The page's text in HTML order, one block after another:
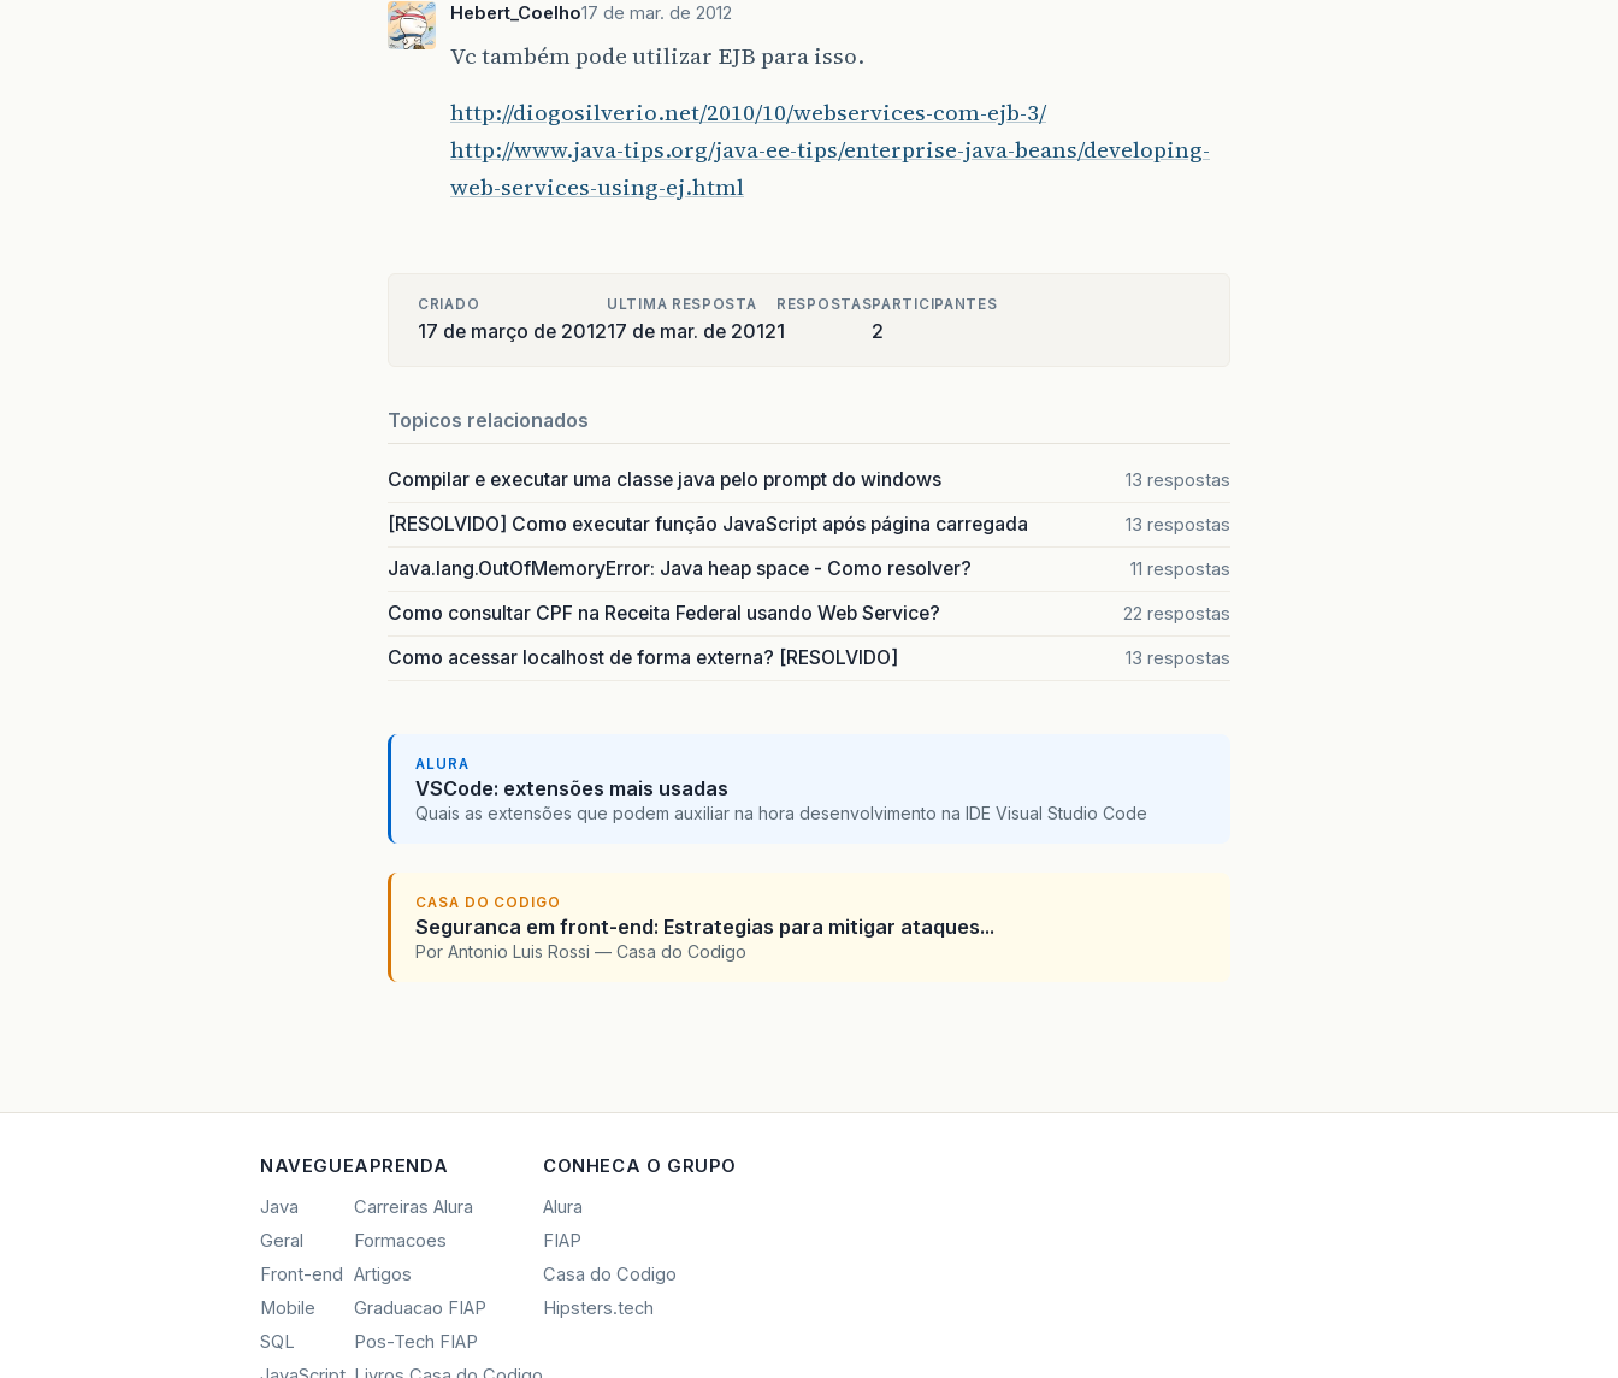
Hebert_Coelho17 de mar. de 2012
Vc também pode utilizar EJB para isso.
http://diogosilverio.net/2010/10/webservices-com-ejb-3/
http://www.java-tips.org/java-ee-tips/enterprise-java-beans/developing-
web-services-using-ej.html
CRIADO
17 de março de 2012
ULTIMA RESPOSTA
17 de mar. de 2012
RESPOSTAS
1
PARTICIPANTES
2
Topicos relacionados
Compilar e executar uma classe java pelo prompt do windows 13 respostas
[RESOLVIDO] Como executar função JavaScript após página carregada 13 respostas
Java.lang.OutOfMemoryError: Java heap space - Como resolver? 11 respostas
Como consultar CPF na Receita Federal usando Web Service? 22 respostas
Como acessar localhost de forma externa? [RESOLVIDO] 13 respostas
ALURA
VSCode: extensões mais usadas
Quais as extensões que podem auxiliar na hora desenvolvimento na IDE Visual Studio Code
CASA DO CODIGO
Seguranca em front-end: Estrategias para mitigar ataques...
Por Antonio Luis Rossi — Casa do Codigo
NAVEGUE
Java
Geral
Front-end
Mobile
SQL
APRENDA
Carreiras Alura
Formacoes
Artigos
Graduacao FIAP
Pos-Tech FIAP
CONHECA O GRUPO
Alura
FIAP
Casa do Codigo
Hipsters.tech